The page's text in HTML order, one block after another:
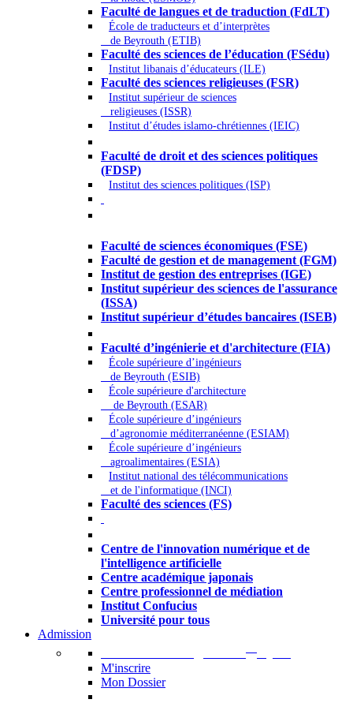
Faculté de langues et de traduction (FdLT)
École de traducteurs et d’interprètes
de Beyrouth (ETIB)
Faculté des sciences de l’éducation (FSédu)
Institut libanais d’éducateurs (ILE)
Faculté des sciences religieuses (FSR)
Institut supérieur de sciences
religieuses (ISSR)
Institut d’études islamo-chrétiennes (IEIC)
Faculté de droit et des sciences politiques
(FDSP)
Institut des sciences politiques (ISP)
Faculté de sciences économiques (FSE)
Faculté de gestion et de management (FGM)
Institut de gestion des entreprises (IGE)
Institut supérieur des sciences de l'assurance
(ISSA)
Institut supérieur d’études bancaires (ISEB)
Faculté d’ingénierie et d'architecture (FIA)
École supérieure d’ingénieurs
de Beyrouth (ESIB)
École supérieure d'architecture
de Beyrouth (ESAR)
École supérieure d’ingénieurs
d’agronomie méditerranéenne (ESIAM)
École supérieure d’ingénieurs
agroalimentaires (ESIA)
Institut national des télécommunications
et de l'informatique (INCI)
Faculté des sciences (FS)
Centre de l'innovation numérique et de
l'intelligence artificielle
Centre académique japonais
Centre professionnel de médiation
Institut Confucius
Université pour tous
Admission
M'inscrire
Mon Dossier